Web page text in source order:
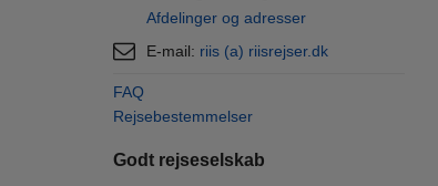
Afdelinger og adresser
E-mail: riis (a) riisrejser.dk
FAQ
Rejsebestemmelser
Godt rejseselskab